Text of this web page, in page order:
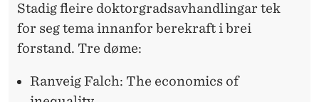
Stadig fleire doktorgradsavhandlingar tek
for seg tema innanfor berekraft i brei
forstand. Tre døme:
Ranveig Falch: The economics of